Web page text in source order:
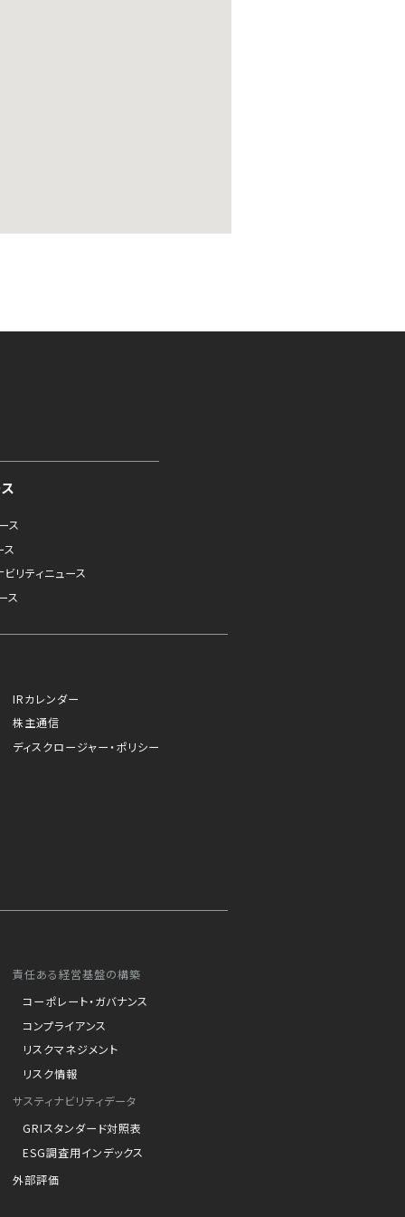
ス
ス
リティニュース
ス
IRカレンダー
株主通信
ディスクロージャー・ポリシー
責任ある経営基盤の構築
コーポレート・ガバナンス
コンプライアンス
リスクマネジメント
リスク情報
サスティナビリティデータ
GRIスタンダード対照表
ESG調査用インデックス
外部評価